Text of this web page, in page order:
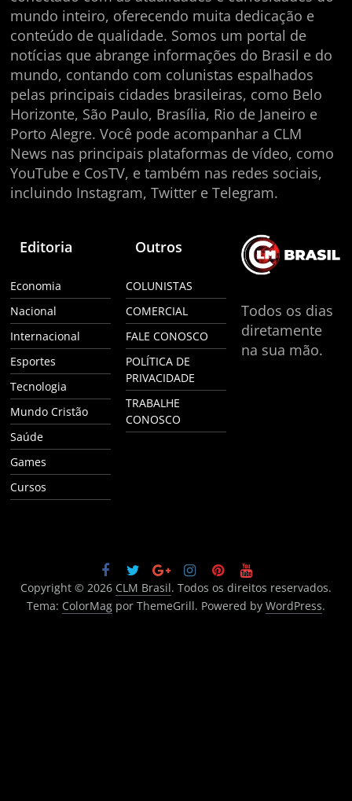
mundo inteiro, oferecendo muita dedicação e
conteúdo de qualidade. Somos um portal de
notícias que abrange informações do Brasil e do
mundo, contando com colunistas espalhados
pelas principais cidades brasileiras, como Belo
Horizonte, São Paulo, Brasília, Rio de Janeiro e
Porto Alegre. Você pode acompanhar a CLM
News nas principais plataformas de vídeo, como
YouTube e CosTV, e também nas redes sociais,
incluindo Instagram, Twitter e Telegram.
Editoria
Economia
Nacional
Internacional
Esportes
Tecnologia
Mundo Cristão
Saúde
Games
Cursos
Outros
COLUNISTAS
COMERCIAL
FALE CONOSCO
POLÍTICA DE
PRIVACIDADE
TRABALHE
CONOSCO
Todos os dias
diretamente
na sua mão.
Copyright © 2026 CLM Brasil. Todos os direitos reservados.
Tema: ColorMagpor ThemeGrill. Powered by WordPress.